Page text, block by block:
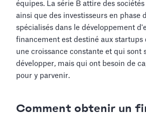
équipes. La série B attire des
ainsi que des investisseurs en phase
spécialisés dans le développement
financement est destiné aux
une croissance constante et qui sont
développer, mais qui ont besoin de
pour y parvenir.
Comment obtenir un